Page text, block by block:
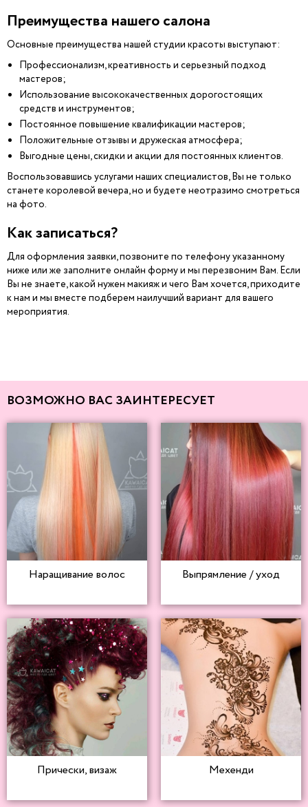
Преимущества нашего салона
Основные преимущества нашей студии красоты выступают:
Профессионализм, креативность и серьезный подход
мастеров;
Использование высококачественных дорогостоящих
средств и инструментов;
Постоянное повышение квалификации мастеров;
Положительные отзывы и дружеская атмосфера;
Выгодные цены, скидки и акции для постоянных клиентов.
Воспользовавшись услугами наших специалистов, Вы не только
станете королевой вечера, но и будете неотразимо смотреться
на фото.
Как записаться?
Для оформления заявки, позвоните по телефону указанному
ниже или же заполните онлайн форму и мы перезвоним Вам. Если
Вы не знаете, какой нужен макияж и чего Вам хочется, приходите
к нам и мы вместе подберем наилучший вариант для вашего
мероприятия.
ВОЗМОЖНО ВАС ЗАИНТЕРЕСУЕТ
Наращивание волос Выпрямление / уход
Прически, визаж Мехенди